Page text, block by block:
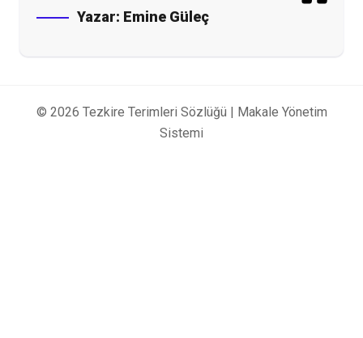
Yazar: Emine Güleç
© 2026 Tezkire Terimleri Sözlüğü | Makale Yönetim
Sistemi